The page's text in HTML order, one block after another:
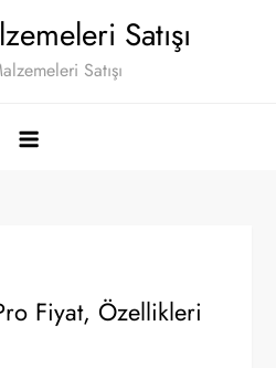
Satışı
Satışı
Fiyat, Özellikleri